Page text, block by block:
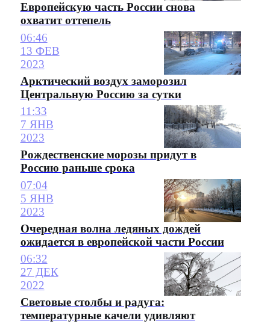
Европейскую часть России снова
охватит оттепель
06:46
13 ФЕВ
2023
Арктический воздух заморозил
Центральную Россию за сутки
11:33
7 ЯНВ
2023
Рождественские морозы придут в
Россию раньше срока
07:04
5 ЯНВ
2023
Очередная волна ледяных дождей
ожидается в европейской части России
06:32
27 ДЕК
2022
Световые столбы и радуга:
температурные качели удивляют